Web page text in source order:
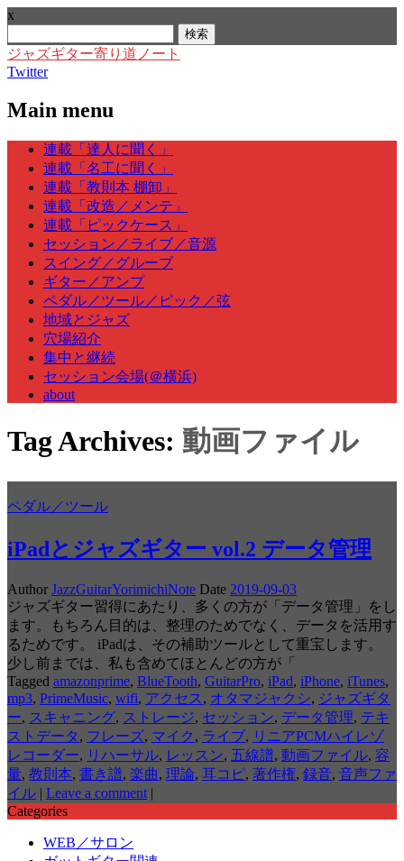
x
索:
ジャズギター寄り道ノート
Twitter
Main menu
Skip
content
連載「達人に聞く」
連載「名工に聞く」
連載「教則本 棚卸」
連載「改造／メンテ」
連載「ピックケース」
セッション／ライブ／音源
スイング／グルーブ
ギター／アンプ
ペダル／ツール／ピック／弦
地域とジャズ
穴場紹介
集中と継続
セッション会場(＠横浜)
about
Tag Archives: 動画ファイル
ペダル／ツール
iPadとジャズギター vol.2 データ管理
Author JazzGuitarYorimichiNote Date 2019-09-03
ジャズギター習得にあたり、多くの方が「データ管理」をし
ます。もちろん目的は、整理のためでなく、データを活用す
るためです。 iPadは、その補助ツールとして重宝します。
少し前までは、私も含めてほとんどの方が「
Tagged amazonprime, BlueTooth, GuitarPro, iPad, iPhone, iTunes,
mp3, PrimeMusic, wifi, アクセス , オタマジャクシ, ジャズギタ
ー, スキャニング, ストレージ, セッション, データ管理, テキ
ストデータ , フレーズ, マイク , ライブ, リニアPCMハイレゾ
レコーダー, リハーサル, レッスン, 五線譜, 動画ファイル, 容
量, 教則本, 書き譜, 楽曲, 理論, 耳コピ, 著作権, 録音, 音声ファ
イル | Leave a comment |
Categories
WEB／サロン